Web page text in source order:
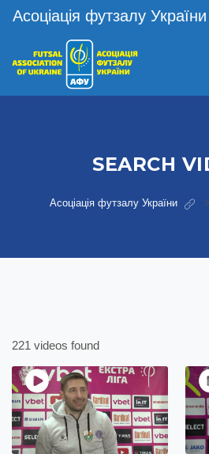
SEARCH
Асоціація футзалу України >
221 videos found
Асоціація футзалу України